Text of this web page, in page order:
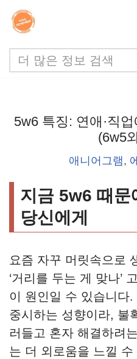
콘
텐
츠
너
5w6 특징: 연애·직
(6w5
애니어그램,
지금 5w6 때문
당신에게
요즘 자꾸 머릿속으로
‘거리를 두는 게 맞나’
이 원인일 수 있습니다
중시하는 성향이라, 불
러들고 혼자 해결하려
는 더 외로움을 느낄